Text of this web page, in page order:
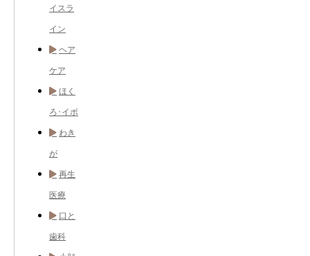
イスラ
イン
ヘア
ケア
ほく
ろ･イボ
わき
が
再生
医療
口と
歯科